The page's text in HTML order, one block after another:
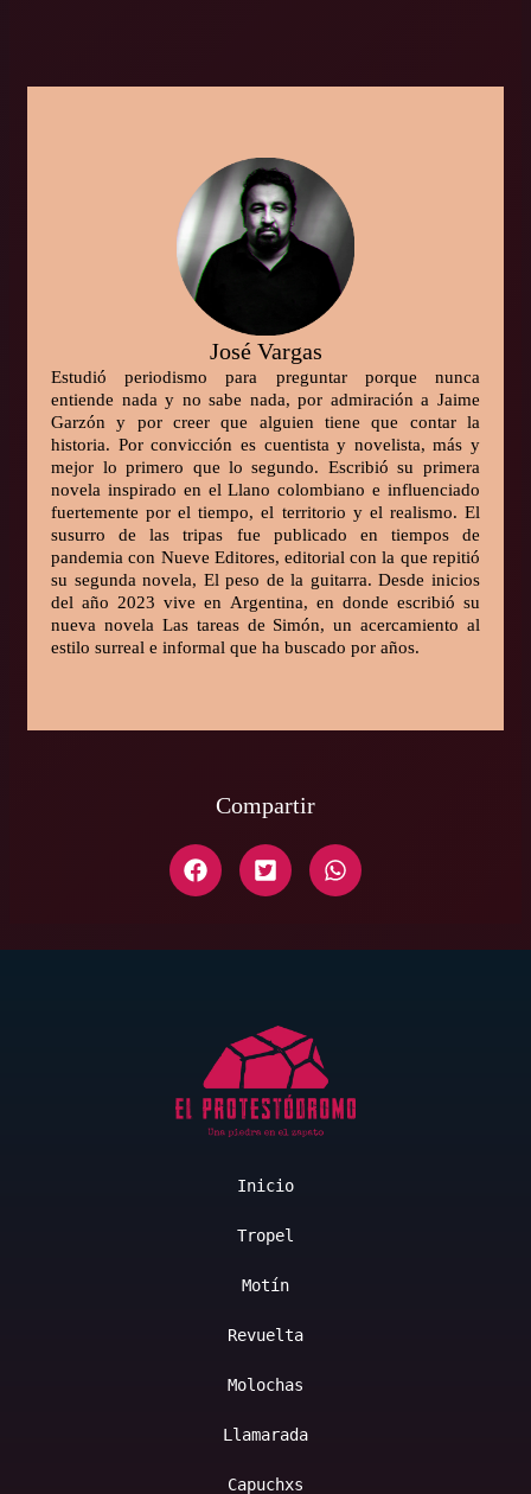
José Vargas
Estudió periodismo para preguntar porque nunca
entiende nada y no sabe nada, por admiración a Jaime
Garzón y por creer que alguien tiene que contar la
historia. Por convicción es cuentista y novelista, más y
mejor lo primero que lo segundo. Escribió su primera
novela inspirado en el Llano colombiano e influenciado
fuertemente por el tiempo, el territorio y el realismo. El
susurro de las tripas fue publicado en tiempos de
pandemia con Nueve Editores, editorial con la que repitió
su segunda novela, El peso de la guitarra. Desde inicios
del año 2023 vive en Argentina, en donde escribió su
nueva novela Las tareas de Simón, un acercamiento al
estilo surreal e informal que ha buscado por años.
Compartir
Inicio
Tropel
Motín
Revuelta
Molochas
Llamarada
Capuchxs